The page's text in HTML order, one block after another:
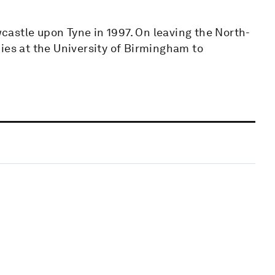
upon Tyne in 1997. On leaving the North-
at the University of Birmingham to